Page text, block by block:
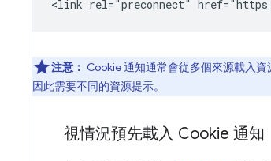
注意： Cookie 通知通常會從多個來源載入資
因此需要不同的資源提示。
視情況預先載入 Cookie 通知